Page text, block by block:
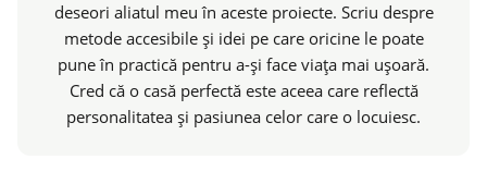
deseori aliatul meu în aceste proiecte. Scriu despre
metode accesibile și idei pe care oricine le poate
pune în practică pentru a-și face viața mai ușoară.
Cred că o casă perfectă este aceea care reflectă
personalitatea și pasiunea celor care o locuiesc.